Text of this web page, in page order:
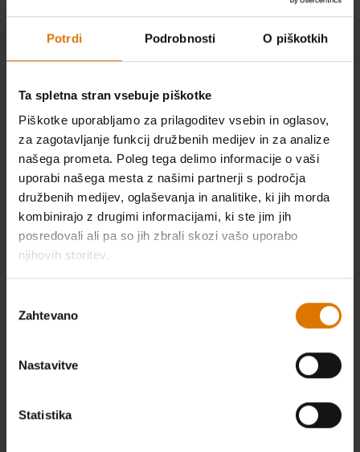
Potrdi Podrobnosti O piškotkih
Ta spletna stran vsebuje piškotke
Piškotke uporabljamo za prilagoditev vsebin in oglasov,
za zagotavljanje funkcij družbenih medijev in za analize
našega prometa. Poleg tega delimo informacije o vaši
uporabi našega mesta z našimi partnerji s področja
družbenih medijev, oglaševanja in analitike, ki jih morda
kombinirajo z drugimi informacijami, ki ste jim jih
posredovali ali pa so jih zbrali skozi vašo uporabo
njihovih storitev.
soglasja
Zahtevano
Nastavitve
Statistika
Plinski žar Spirit® EP-325
Color Options
Črna
Plinski žar Spirit® E-210
Color Options
Črna
NOVO NOVO